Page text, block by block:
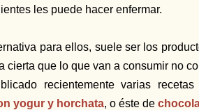
les puede hacer enfermar.
para ellos, suele ser los
cierta que lo que van a consumir no
recientemente varias
yogur y horchata, o éste de